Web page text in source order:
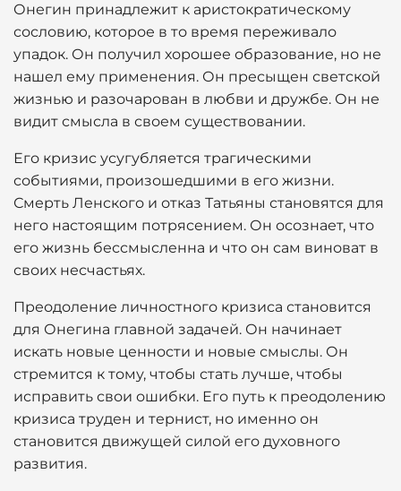
Онегин принадлежит к аристократическому
сословию, которое в то время переживало
упадок. Он получил хорошее образование, но не
нашел ему применения. Он пресыщен светской
жизнью и разочарован в любви и дружбе. Он не
видит смысла в своем существовании.
Его кризис усугубляется трагическими
событиями, произошедшими в его жизни.
Смерть Ленского и отказ Татьяны становятся для
него настоящим потрясением. Он осознает, что
его жизнь бессмысленна и что он сам виноват в
своих несчастьях.
Преодоление личностного кризиса становится
для Онегина главной задачей. Он начинает
искать новые ценности и новые смыслы. Он
стремится к тому, чтобы стать лучше, чтобы
исправить свои ошибки. Его путь к преодолению
кризиса труден и тернист, но именно он
становится движущей силой его духовного
развития.